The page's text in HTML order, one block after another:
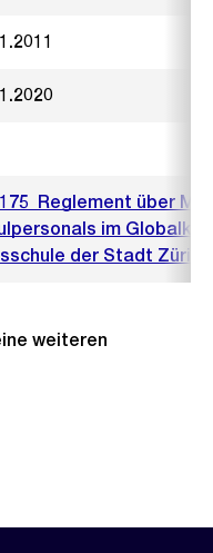
über
im
der Stadt
weiteren